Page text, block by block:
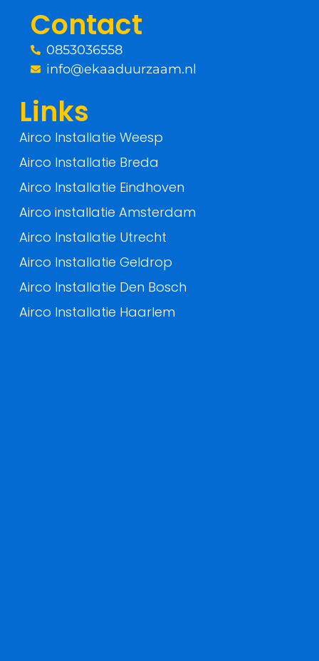
k
-
Contact
0853036558
info@ekaaduurzaam.nl
Links
Airco Installatie Weesp
Airco Installatie Breda
Airco Installatie Eindhoven
Airco installatie Amsterdam
Airco Installatie Utrecht
Airco Installatie Geldrop
Airco Installatie Den Bosch
Airco Installatie Haarlem